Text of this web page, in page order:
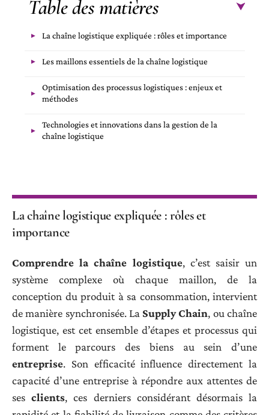
Table des matières
La chaîne logistique expliquée : rôles et importance
Les maillons essentiels de la chaîne logistique
Optimisation des processus logistiques : enjeux et
méthodes
Technologies et innovations dans la gestion de la
chaîne logistique
La chaîne logistique expliquée : rôles et
importance
Comprendre la chaîne logistique, c’est saisir un
système complexe où chaque maillon, de la
conception du produit à sa consommation, intervient
de manière synchronisée. La Supply Chain, ou chaîne
logistique, est cet ensemble d’étapes et processus qui
forment le parcours des biens au sein d’une
entreprise. Son efficacité influence directement la
capacité d’une entreprise à répondre aux attentes de
sesclients, ces derniers considérant désormais la